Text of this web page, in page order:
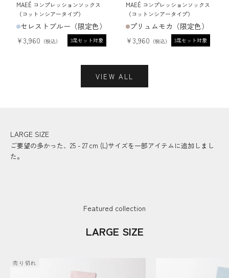
MAEÉ コンプレッションソックス
（コットンシアータイプ）
セレストブルー（限定色）
セール価格
¥3,960 3足セット対象
MAEÉ コンプレッションソックス
（コットンシアータイプ）
プリュムモカ（限定色）
セール価格
¥3,960 3足セット対象
VIEW ALL
LARGE SIZE
ご要望の多かった、25 - 27 cm (L)サイズを一部アイテムに追加しまし
た。
Featured collection
LARGE SIZE
売り切れ